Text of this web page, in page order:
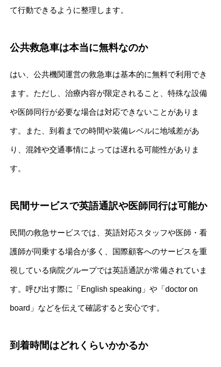
て行動できるように整理します。
公共救急車は本当に無料なのか
はい、公共機関運営の救急車は基本的に無料で利用でき
ます。ただし、治療内容が限定されること、特殊な設備
や医師同行が必要な場合は対応できないことがありま
す。また、到着までの時間や装備レベルに地域差があ
り、混雑や交通事情によっては遅れる可能性がありま
す。
民間サービスで英語通訳や医師同行は可能か
民間の救急サービスでは、英語対応スタッフや医師・看
護師が同乗する場合が多く、国際顧客へのサービスを重
視している病院グループでは英語通訳が常備されていま
す。呼び出す際に「English speaking」や「doctor on
board」などを伝えて確認すると安心です。
到着時間はどれくらいかかるか